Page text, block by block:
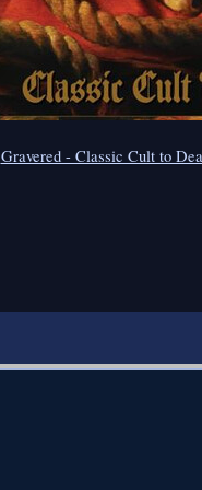
Gravered - Classic Cult to